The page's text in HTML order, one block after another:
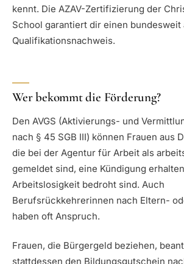
kennt. Die AZAV-Zertifizierung der
School garantiert dir einen bundesweit
Qualifikationsnachweis.
Wer bekommt die Förderung?
Den AVGS (Aktivierungs- und
nach § 45 SGB III) können Frauen aus
die bei der Agentur für Arbeit als
gemeldet sind, eine Kündigung
Arbeitslosigkeit bedroht sind. Auch
Berufsrückkehrerinnen nach Eltern-
haben oft Anspruch.
Frauen, die Bürgergeld beziehen,
stattdessen den Bildungsgutschein